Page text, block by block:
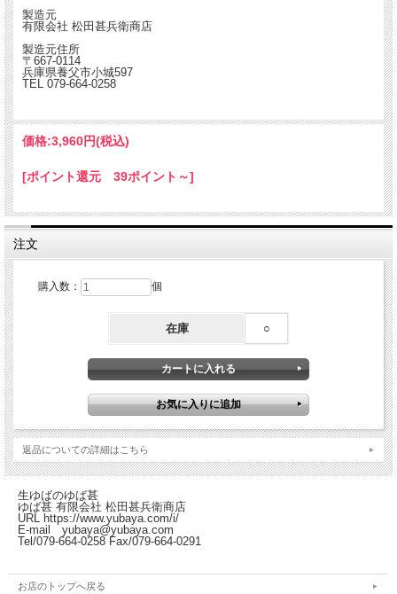
製造元
有限会社 松田甚兵衛商店
製造元住所
〒667-0114
兵庫県養父市小城597
TEL 079-664-0258
価格:3,960円(税込)
[ポイント還元 39ポイント～]
注文
購入数： 個
在庫 ○
返品についての詳細はこちら
生ゆばのゆば甚
ゆば甚 有限会社 松田甚兵衛商店
URL https://www.yubaya.com/i/
E-mail yubaya@yubaya.com
Tel/079-664-0258 Fax/079-664-0291
お店のトップへ戻る